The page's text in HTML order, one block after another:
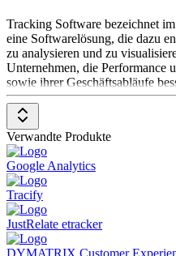
Tracking Software bezeichnet
eine Softwarelösung, die dazu
zu analysieren und zu
Unternehmen, die Performance
sowie ihrer Geschäftsabläufe
Möglichkeit, das Verhalten von
mobilen Apps und anderen
analysieren. Diese Daten können
Benutzerinteraktionen,
relevante Informationen geben.
Die Hauptzielgruppen solcher
Effektivität ihrer
möchten, Webmaster*innen
und Performance ihrer Websites
sowie Business Analysten und
Verwandte Produkte
Google Analytics
Tracify
JustRelate etracker